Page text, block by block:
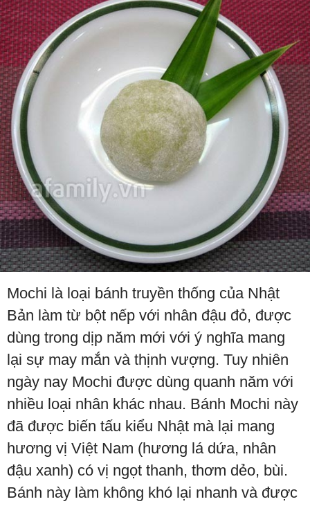
Mochi là loại bánh truyền thống của Nhật
Bản làm từ bột nếp với nhân đậu đỏ, được
dùng trong dịp năm mới với ý nghĩa mang
lại sự may mắn và thịnh vượng. Tuy nhiên
ngày nay Mochi được dùng quanh năm với
nhiều loại nhân khác nhau. Bánh Mochi này
đã được biến tấu kiểu Nhật mà lại mang
hương vị Việt Nam (hương lá dứa, nhân
đậu xanh) có vị ngọt thanh, thơm dẻo, bùi.
Bánh này làm không khó lại nhanh và được